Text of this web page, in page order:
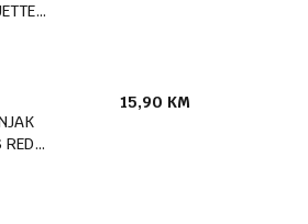
RED
15,90 KM